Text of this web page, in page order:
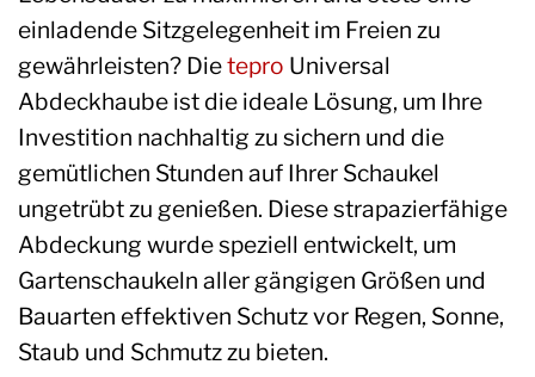
einladende Sitzgelegenheit im Freien zu
gewährleisten? Dietepro Universal
Abdeckhaube ist die ideale Lösung, um Ihre
Investition nachhaltig zu sichern und die
gemütlichen Stunden auf Ihrer Schaukel
ungetrübt zu genießen. Diese strapazierfähige
Abdeckung wurde speziell entwickelt, um
Gartenschaukeln aller gängigen Größen und
Bauarten effektiven Schutz vor Regen, Sonne,
Staub und Schmutz zu bieten.